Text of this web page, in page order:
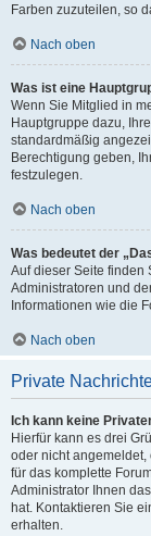
Farben zuzuteilen, so
Nach oben
Was ist eine
Wenn Sie Mitglied in
Hauptgruppe dazu,
standardmäßig
Berechtigung geben,
festzulegen.
Nach oben
Was bedeutet der
Auf dieser Seite finden
Administratoren und
Informationen wie die
Nach oben
Private
Ich kann keine
Hierfür kann es drei
oder nicht
für das komplette
Administrator Ihnen
hat. Kontaktieren Sie
erhalten.